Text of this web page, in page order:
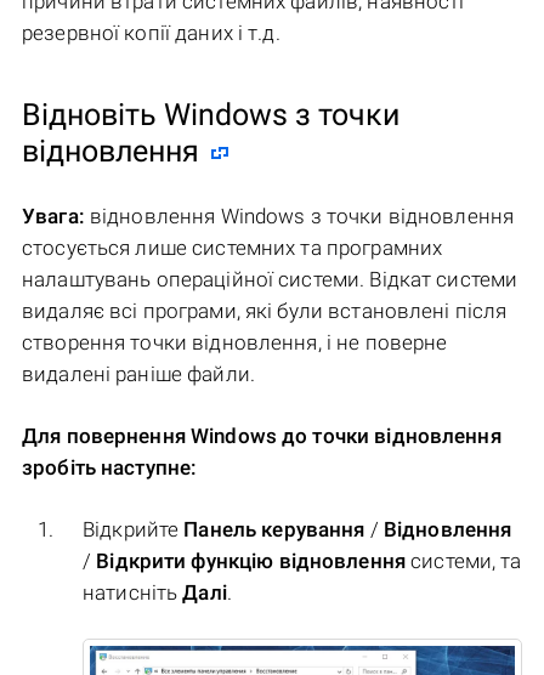
резервної копії даних і т.д.
Відновіть Windows з точки
відновлення
Увага: відновлення Windows з точки відновлення
стосується лише системних та програмних
налаштувань операційної системи. Відкат системи
видаляє всі програми, які були встановлені після
створення точки відновлення, і не поверне
видалені раніше файли.
Для повернення Windows до точки відновлення
зробіть наступне:
Відкрийте Панель керування / Відновлення
/ Відкрити функцію відновлення системи, та
натиснітьДалі.